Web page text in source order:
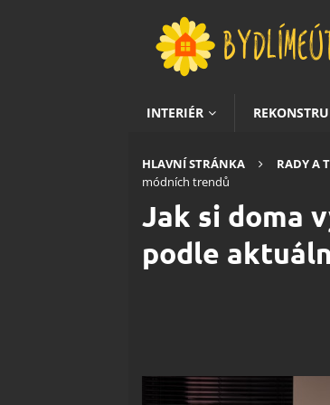
INTERIÉR
HLAVNÍ STRÁNKA RADY A
módních trendů
Jak si doma
podle